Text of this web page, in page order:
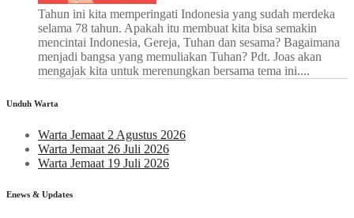
Tahun ini kita memperingati Indonesia yang sudah merdeka
selama 78 tahun. Apakah itu membuat kita bisa semakin
mencintai Indonesia, Gereja, Tuhan dan sesama? Bagaimana
menjadi bangsa yang memuliakan Tuhan? Pdt. Joas akan
mengajak kita untuk merenungkan bersama tema ini....
Unduh Warta
Warta Jemaat 2 Agustus 2026
Warta Jemaat 26 Juli 2026
Warta Jemaat 19 Juli 2026
Enews & Updates